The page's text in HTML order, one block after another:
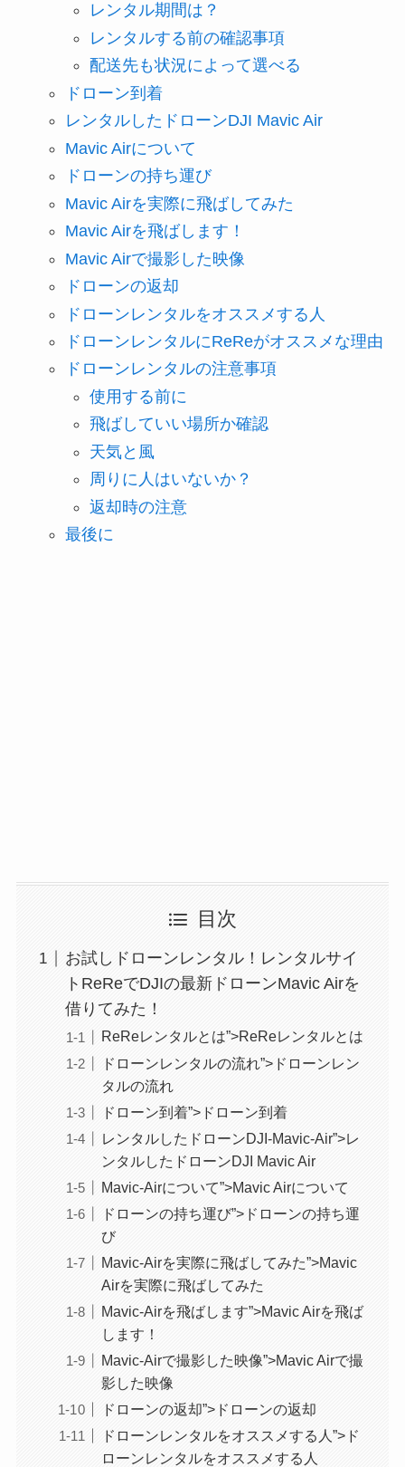
レンタル期間は？
レンタルする前の確認事項
配送先も状況によって選べる
ドローン到着
レンタルしたドローンDJI Mavic Air
Mavic Airについて
ドローンの持ち運び
Mavic Airを実際に飛ばしてみた
Mavic Airを飛ばします！
Mavic Airで撮影した映像
ドローンの返却
ドローンレンタルをオススメする人
ドローンレンタルにReReがオススメな理由
ドローンレンタルの注意事項
使用する前に
飛ばしていい場所か確認
天気と風
周りに人はいないか？
返却時の注意
最後に
目次
お試しドローンレンタル！レンタルサイ
トReReでDJIの最新ドローンMavic Airを
借りてみた！
ReReレンタルとは”>ReReレンタルとは
ドローンレンタルの流れ”>ドローンレン
タルの流れ
ドローン到着”>ドローン到着
レンタルしたドローンDJI-Mavic-Air”>レ
ンタルしたドローンDJI Mavic Air
Mavic-Airについて”>Mavic Airについて
ドローンの持ち運び”>ドローンの持ち運
び
Mavic-Airを実際に飛ばしてみた”>Mavic
Airを実際に飛ばしてみた
Mavic-Airを飛ばします”>Mavic Airを飛ば
します！
Mavic-Airで撮影した映像”>Mavic Airで撮
影した映像
ドローンの返却”>ドローンの返却
ドローンレンタルをオススメする人”>ド
ローンレンタルをオススメする人